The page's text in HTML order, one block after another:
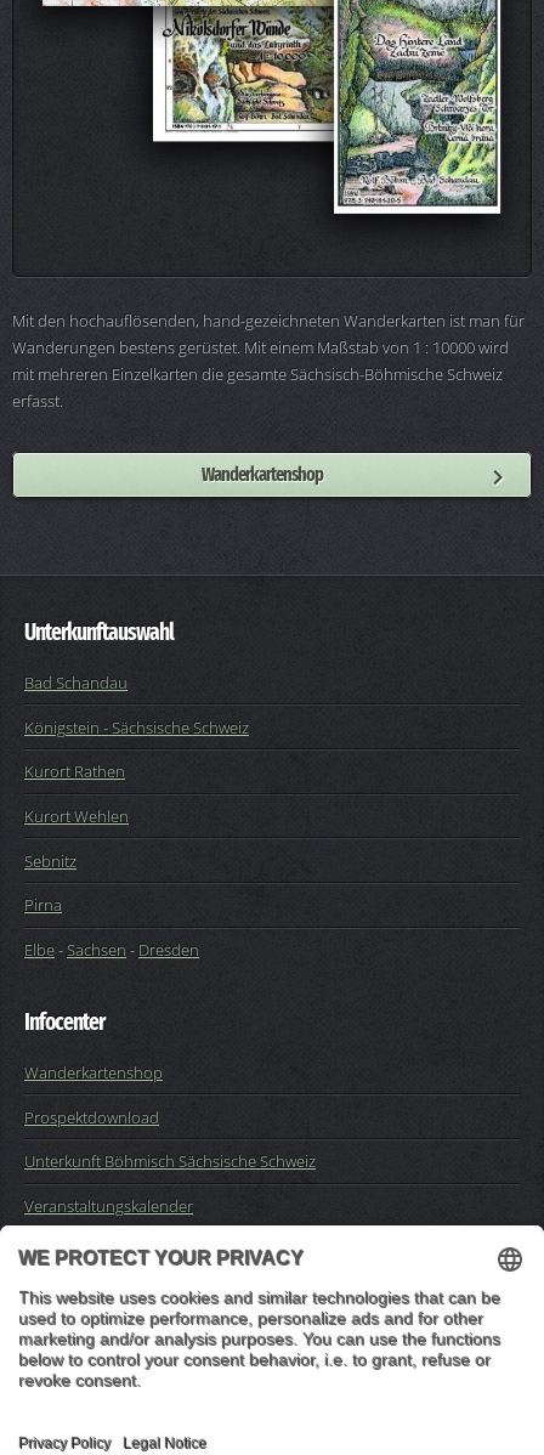
Mit den hochauflösenden, hand-gezeichneten Wanderkarten ist man für
Wanderungen bestens gerüstet. Mit einem Maßstab von 1 : 10000 wird
mit mehreren Einzelkarten die gesamte Sächsisch-Böhmische Schweiz
erfasst.
Wanderkartenshop
Unterkunftauswahl
Bad Schandau
Königstein - Sächsische Schweiz
Kurort Rathen
Kurort Wehlen
Sebnitz
Pirna
Elbe-Sachsen - Dresden
Infocenter
Wanderkartenshop
Prospektdownload
Unterkunft Böhmisch Sächsische Schweiz
Veranstaltungskalender
Impressum
Buchungsanfrage